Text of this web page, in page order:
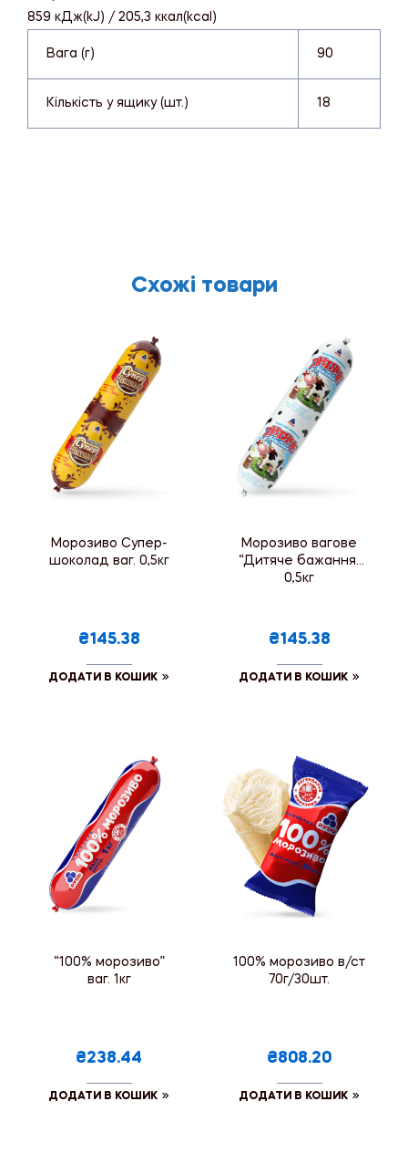
859 кДж(kJ) / 205,3 ккал(kcal)
Вага (г) 90
Кількість у ящику (шт.) 18
Схожі товари
Морозиво Супер-
шоколад ваг. 0,5кг
₴145.38
ДОДАТИ В КОШИК
Морозиво вагове
“Дитяче бажання”
0,5кг
₴145.38
ДОДАТИ В КОШИК
“100% морозиво”
ваг. 1кг
₴238.44
ДОДАТИ В КОШИК
100% морозиво в/ст
70г/30шт.
₴808.20
ДОДАТИ В КОШИК